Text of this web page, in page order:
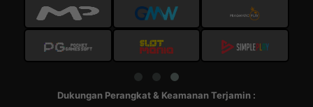
Dukungan Perangkat & Keamanan Terjamin :